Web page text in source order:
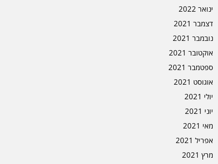
ינואר 2022
דצמבר 2021
נובמבר 2021
אוקטובר 2021
ספטמבר 2021
אוגוסט 2021
יולי 2021
יוני 2021
מאי 2021
אפריל 2021
מרץ 2021